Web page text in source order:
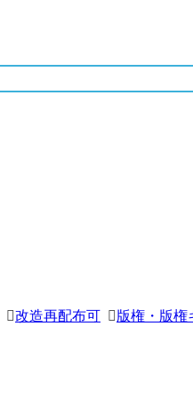
改造再配布可 版権・版権